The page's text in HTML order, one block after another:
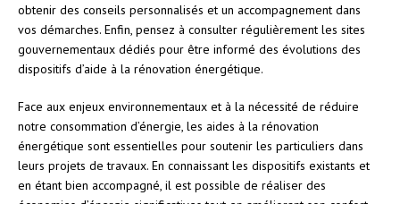
obtenir des conseils personnalisés et un accompagnement dans
vos démarches. Enfin, pensez à consulter régulièrement les sites
gouvernementaux dédiés pour être informé des évolutions des
dispositifs d’aide à la rénovation énergétique.
Face aux enjeux environnementaux et à la nécessité de réduire
notre consommation d’énergie, les aides à la rénovation
énergétique sont essentielles pour soutenir les particuliers dans
leurs projets de travaux. En connaissant les dispositifs existants et
en étant bien accompagné, il est possible de réaliser des